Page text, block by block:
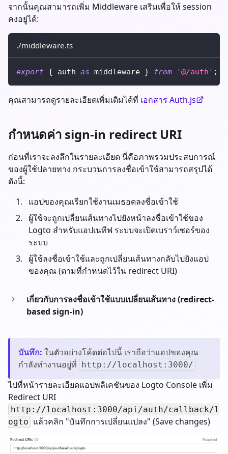
จากนั้นคุณสามารถเพิ่ม Middleware เสริมเพื่อให้ session
คงอยู่ได้:
./middleware.ts
export { auth as middleware } from '@/auth' ;
คุณสามารถดูรายละเอียดเพิ่มเติมได้ที่ เอกสาร Auth.js
กำหนดค่า sign-in redirect URI
ก่อนที่เราจะลงลึกในรายละเอียด นี่คือภาพรวมประสบการณ์
ของผู้ใช้ปลายทาง กระบวนการลงชื่อเข้าใช้สามารถสรุปได้
ดังนี้:
แอปของคุณเรียกใช้งานเมธอดลงชื่อเข้าใช้
ผู้ใช้จะถูกเปลี่ยนเส้นทางไปยังหน้าลงชื่อเข้าใช้ของ
Logto สำหรับแอปเนทีฟ ระบบจะเปิดเบราว์เซอร์ของ
ระบบ
ผู้ใช้ลงชื่อเข้าใช้และถูกเปลี่ยนเส้นทางกลับไปยังแอป
ของคุณ (ตามที่กำหนดไว้ใน redirect URI)
เกี่ยวกับการลงชื่อเข้าใช้แบบเปลี่ยนเส้นทาง (redirect-
based sign-in)
บันทึก: ในตัวอย่างโค้ดต่อไปนี้ เราถือว่าแอปของคุณ
กำลังทำงานอยู่ที่
http://localhost:3000/
ไปที่หน้ารายละเอียดแอปพลิเคชันของ Logto Console เพิ่ม
Redirect URI
http://localhost:3000/api/auth/callback/l
ogto แล้วคลิก "บันทึกการเปลี่ยนแปลง" (Save changes)